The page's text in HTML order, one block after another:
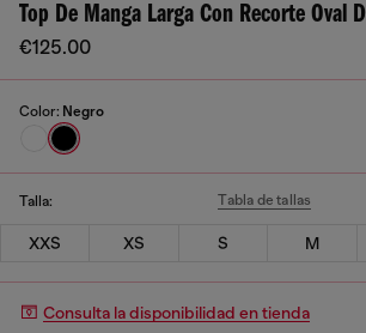
Top De Manga Larga Con Recorte Oval D
€125.00
Color: Negro
Talla: Tabla de tallas
XXS XS S M
Consulta la disponibilidad en tienda